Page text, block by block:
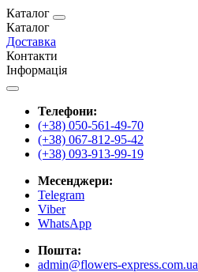
Каталог
Каталог
Доставка
Контакти
Інформація
Телефони:
(+38) 050-561-49-70
(+38) 067-812-95-42
(+38) 093-913-99-19
Месенджери:
Telegram
Viber
WhatsApp
Пошта:
admin@flowers-express.com.ua